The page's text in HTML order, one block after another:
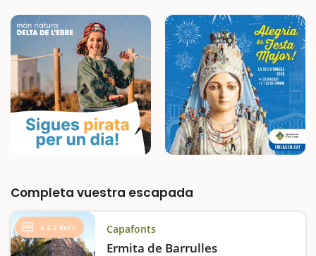
Completa vuestra escapada
a 2,2 Km's Capafonts
Ermita de Barrulles